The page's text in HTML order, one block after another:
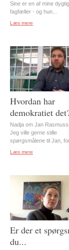
Sine er en af mine
fagfæller - og hun...
Læs mere
Hvordan har
demokratiet
Nadja om Jan
Jeg ville gerne stille
spørgsmålene til Jan,
Læs mere
Er der et
du...